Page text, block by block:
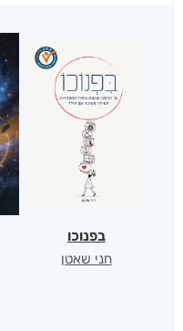
בפנוכו
חני שאטן